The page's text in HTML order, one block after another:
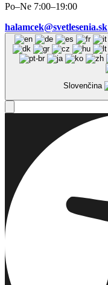
Po–Ne 7:00–19:00
halamcek@svetlesenia.sk
Slovenčina